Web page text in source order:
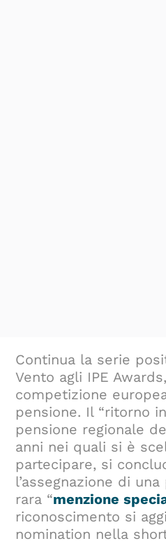
Continua la serie
Vento agli IPE
competizione
pensione. Il “ritorno
pensione regionale
anni nei quali si è
partecipare, si
l’assegnazione di
rara “menzione
riconoscimento si
nomination nella